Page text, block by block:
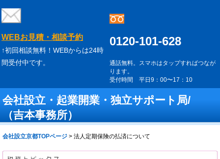
WEBお見積・相談予約
↑初回相談無料！WEBからは24時
間受付中です。
0120-101-628
通話無料。スマホはタップすればつなが
ります。
受付時間 平日9：00〜17：10
会社設立・起業開業・独立サポート局/
（吉本事務所）
会社設立京都TOPページ > 法人定期保険の払済について